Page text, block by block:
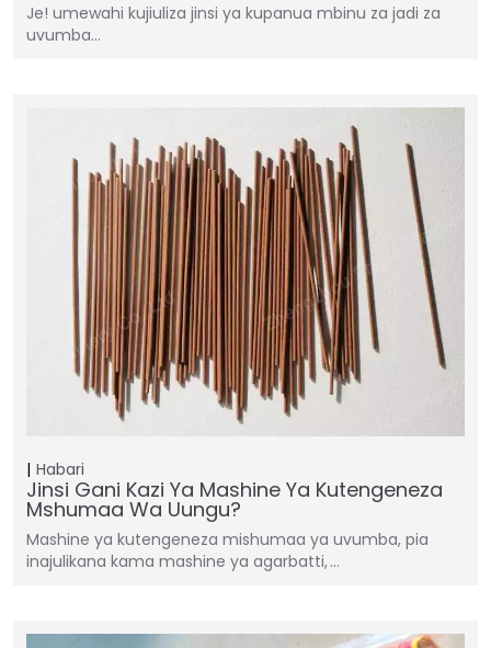
Je! umewahi kujiuliza jinsi ya kupanua mbinu za jadi za
uvumba…
Habari
Jinsi Gani Kazi Ya Mashine Ya Kutengeneza
Mshumaa Wa Uungu?
Mashine ya kutengeneza mishumaa ya uvumba, pia
inajulikana kama mashine ya agarbatti, …